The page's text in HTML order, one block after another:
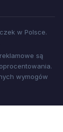
w Polsce.
są
wymogów